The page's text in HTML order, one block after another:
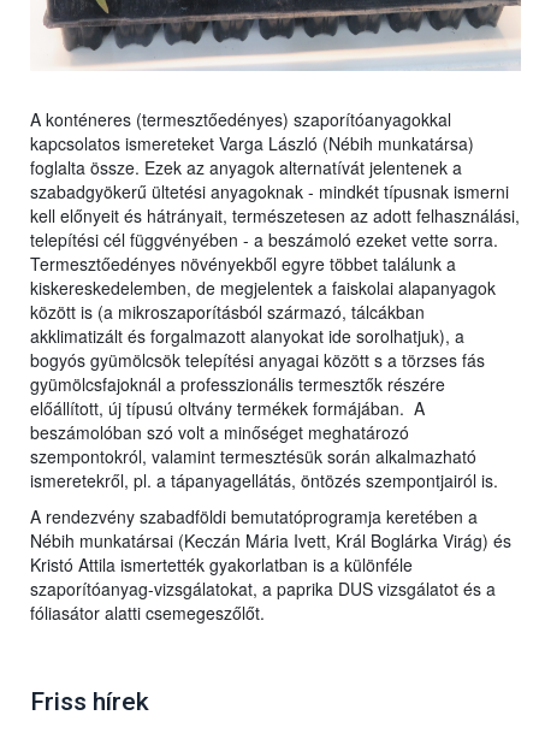
A konténeres (termesztőedényes) szaporítóanyagokkal
kapcsolatos ismereteket Varga László (Nébih munkatársa)
foglalta össze. Ezek az anyagok alternatívát jelentenek a
szabadgyökerű ültetési anyagoknak - mindkét típusnak ismerni
kell előnyeit és hátrányait, természetesen az adott felhasználási,
telepítési cél függvényében - a beszámoló ezeket vette sorra.
Termesztőedényes növényekből egyre többet találunk a
kiskereskedelemben, de megjelentek a faiskolai alapanyagok
között is (a mikroszaporításból származó, tálcákban
akklimatizált és forgalmazott alanyokat ide sorolhatjuk), a
bogyós gyümölcsök telepítési anyagai között s a törzses fás
gyümölcsfajoknál a professzionális termesztők részére
előállított, új típusú oltvány termékek formájában. A
beszámolóban szó volt a minőséget meghatározó
szempontokról, valamint termesztésük során alkalmazható
ismeretekről, pl. a tápanyagellátás, öntözés szempontjairól is.
A rendezvény szabadföldi bemutatóprogramja keretében a
Nébih munkatársai (Keczán Mária Ivett, Král Boglárka Virág) és
Kristó Attila ismertették gyakorlatban is a különféle
szaporítóanyag-vizsgálatokat, a paprika DUS vizsgálatot és a
fóliasátor alatti csemegeszőlőt.
Friss hírek